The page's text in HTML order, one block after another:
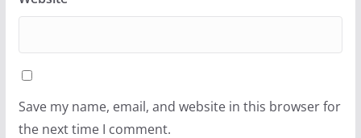
Save my name, email, and website in this browser for
the next time I comment.